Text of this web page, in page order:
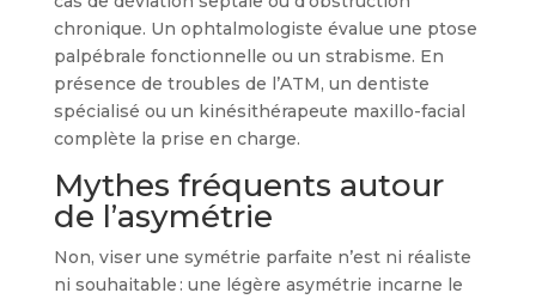
chronique. Un ophtalmologiste évalue une ptose
palpébrale fonctionnelle ou un strabisme. En
présence de troubles de l’ATM, un dentiste
spécialisé ou un kinésithérapeute maxillo-facial
complète la prise en charge.
Mythes fréquents autour
de l’asymétrie
Non, viser une symétrie parfaite n’est ni réaliste
ni souhaitable : une légère asymétrie incarne le